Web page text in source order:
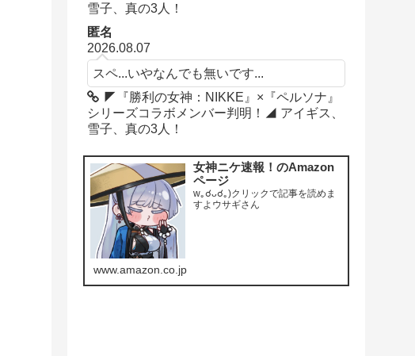
雪子、真の3人！
匿名
2026.08.07
スペ...いやなんでも無いです...
◤『勝利の女神：NIKKE』×『ペルソナ』
シリーズコラボメンバー判明！◢ アイギス、
雪子、真の3人！
女神ニケ速報！のAmazon
ページ
w｡☌ᴗ☌｡)クリックで記事を読めま
すよウサギさん
www.amazon.co.jp